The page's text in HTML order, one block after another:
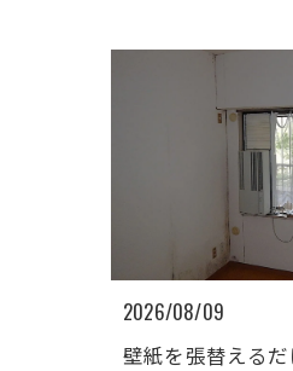
2026/08/09
壁紙を張替える